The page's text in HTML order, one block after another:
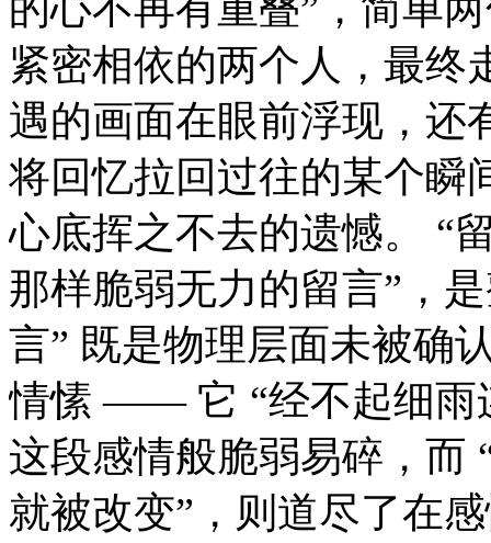
紧密相依的两个人，最终
遇的画面在眼前浮现，还
将回忆拉回过往的某个瞬
心底挥之不去的遗憾。 “
那样脆弱无力的留言”，
言” 既是物理层面未被确
情愫 —— 它 “经不起细雨
这段感情般脆弱易碎，而
就被改变”，则道尽了在